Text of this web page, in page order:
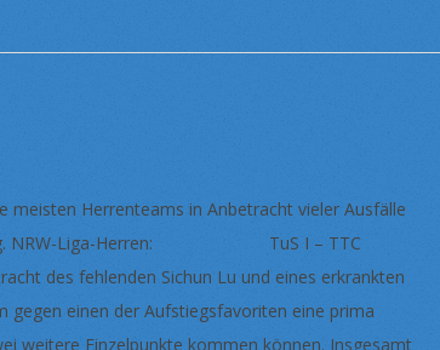
meisten Herrenteams in Anbetracht vieler Ausfälle
NRW-Liga-Herren: TuS I – TTC
fehlenden Sichun Lu und eines erkrankten
gegen einen der Aufstiegsfavoriten eine prima
weitere Einzelpunkte kommen können. Insgesamt